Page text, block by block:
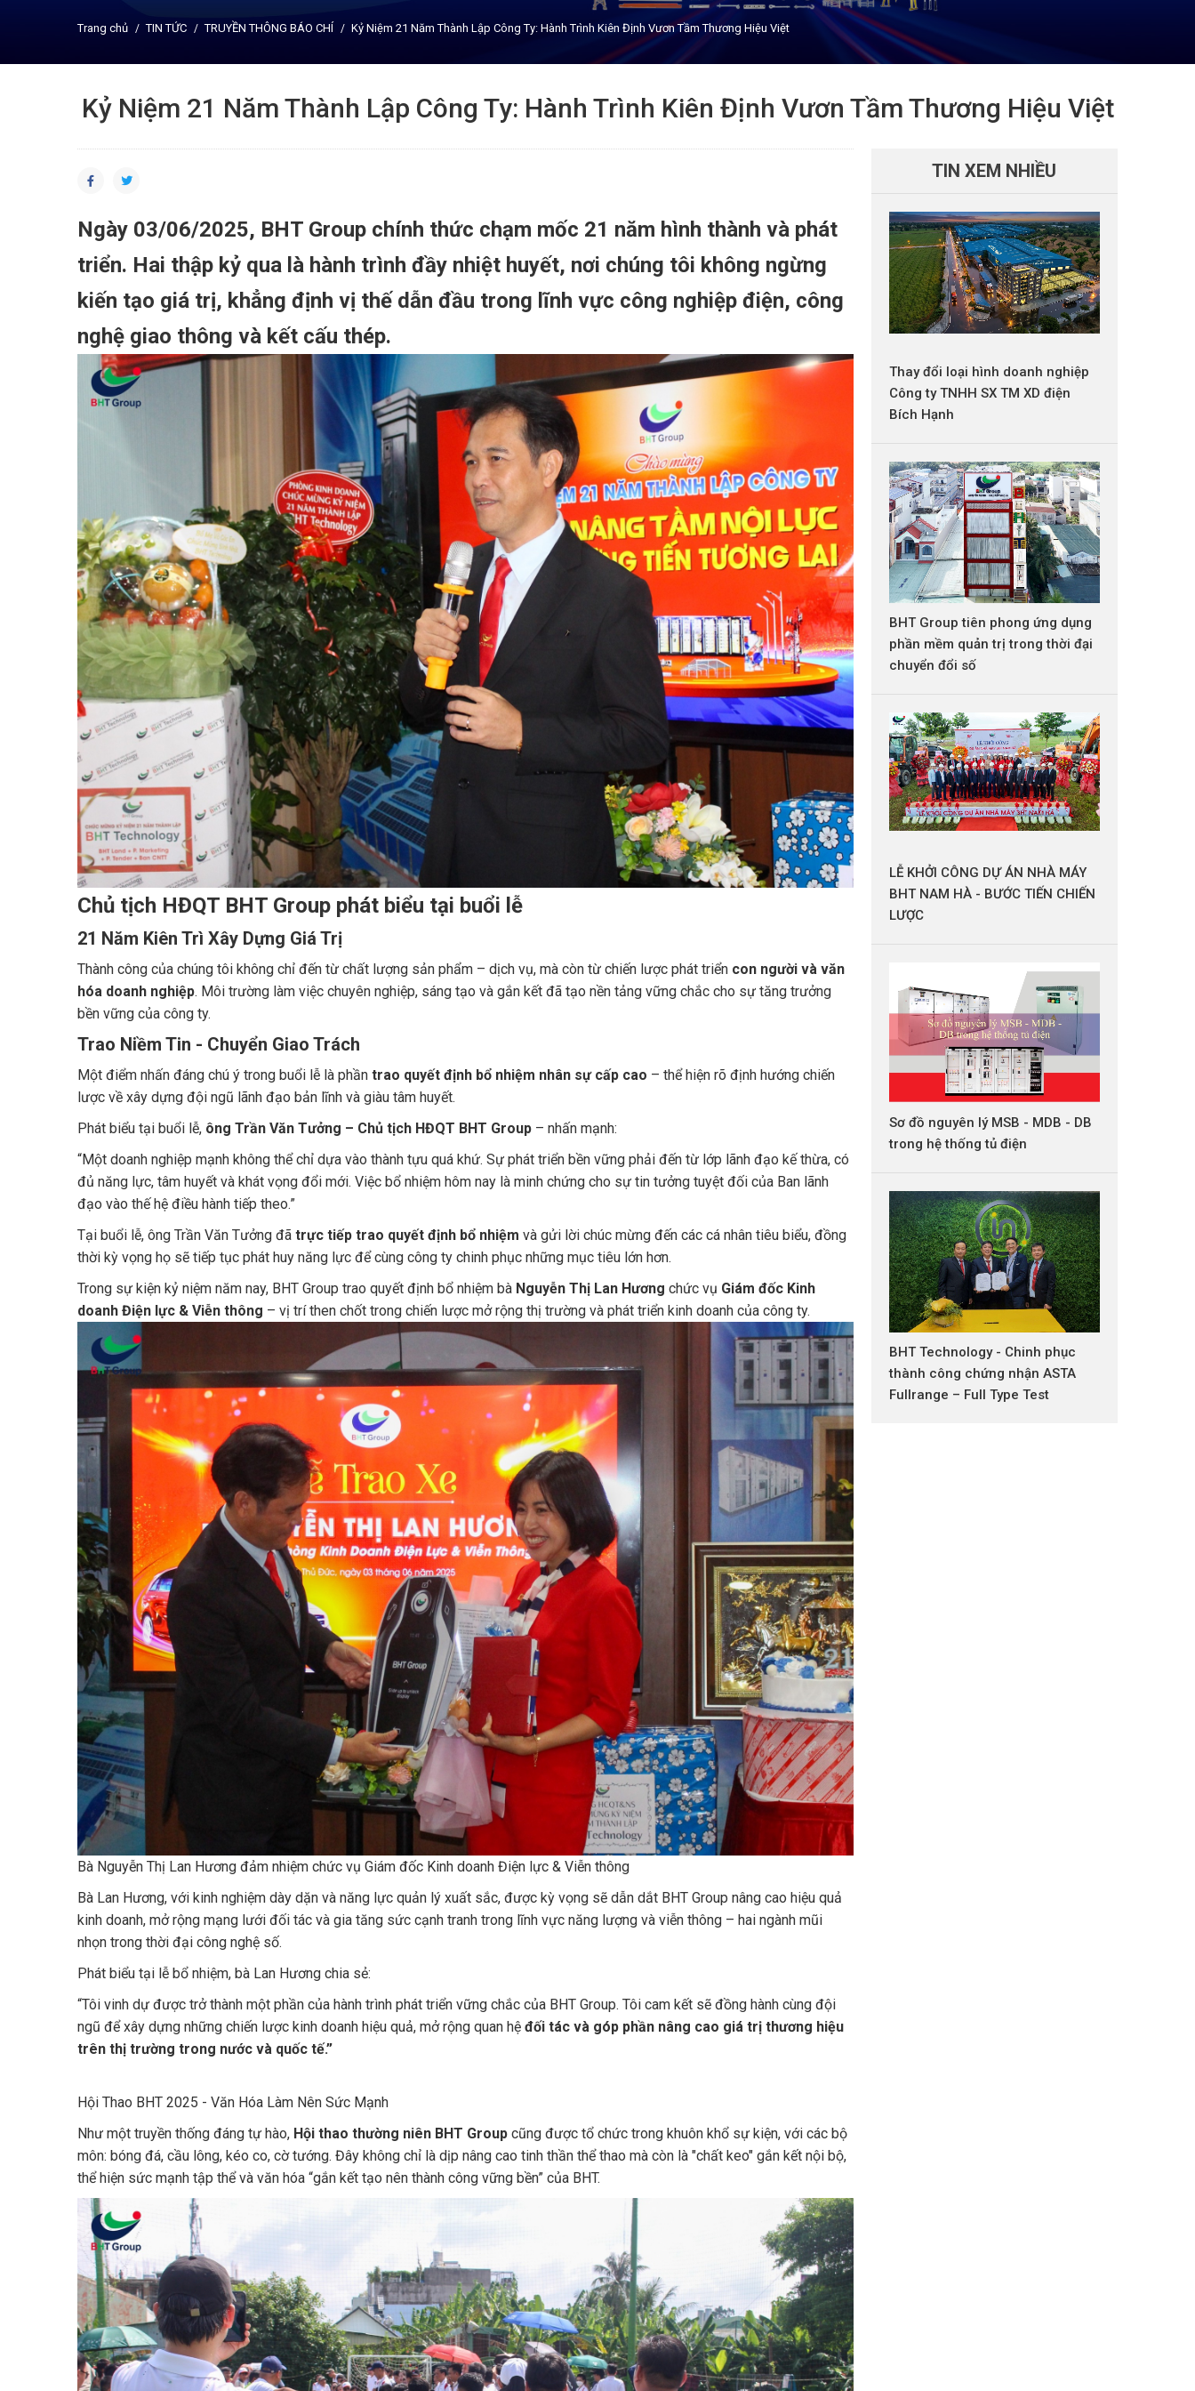
Trang chủ TIN TỨC TRUYỀN THÔNG BÁO CHÍ Kỷ Niệm 21 Năm Thành Lập Công Ty: Hành Trình Kiên Định Vươn Tầm Thương Hiệu Việt
Kỷ Niệm 21 Năm Thành Lập Công Ty: Hành Trình Kiên Định Vươn Tầm Thương Hiệu Việt
Ngày 03/06/2025, BHT Group chính thức chạm mốc 21 năm hình thành và phát
triển. Hai thập kỷ qua là hành trình đầy nhiệt huyết, nơi chúng tôi không ngừng
kiến tạo giá trị, khẳng định vị thế dẫn đầu trong lĩnh vực công nghiệp điện, công
nghệ giao thông và kết cấu thép.
Chủ tịch HĐQT BHT Group phát biểu tại buổi lễ
21 Năm Kiên Trì Xây Dựng Giá Trị
Thành công của chúng tôi không chỉ đến từ chất lượng sản phẩm – dịch vụ, mà còn từ chiến lược phát triển con người và văn
hóa doanh nghiệp. Môi trường làm việc chuyên nghiệp, sáng tạo và gắn kết đã tạo nền tảng vững chắc cho sự tăng trưởng
bền vững của công ty.
Trao Niềm Tin - Chuyển Giao Trách
Một điểm nhấn đáng chú ý trong buổi lễ là phần trao quyết định bổ nhiệm nhân sự cấp cao – thể hiện rõ định hướng chiến
lược về xây dựng đội ngũ lãnh đạo bản lĩnh và giàu tâm huyết.
Phát biểu tại buổi lễ, ông Trần Văn Tưởng – Chủ tịch HĐQT BHT Group – nhấn mạnh:
“Một doanh nghiệp mạnh không thể chỉ dựa vào thành tựu quá khứ. Sự phát triển bền vững phải đến từ lớp lãnh đạo kế thừa, có
đủ năng lực, tâm huyết và khát vọng đổi mới. Việc bổ nhiệm hôm nay là minh chứng cho sự tin tưởng tuyệt đối của Ban lãnh
đạo vào thế hệ điều hành tiếp theo.”
Tại buổi lễ, ông Trần Văn Tưởng đã trực tiếp trao quyết định bổ nhiệm và gửi lời chúc mừng đến các cá nhân tiêu biểu, đồng
thời kỳ vọng họ sẽ tiếp tục phát huy năng lực để cùng công ty chinh phục những mục tiêu lớn hơn.
Trong sự kiện kỷ niệm năm nay, BHT Group trao quyết định bổ nhiệm bà Nguyễn Thị Lan Hương chức vụ Giám đốc Kinh
doanh Điện lực & Viễn thông – vị trí then chốt trong chiến lược mở rộng thị trường và phát triển kinh doanh của công ty.
Bà Nguyễn Thị Lan Hương đảm nhiệm chức vụ Giám đốc Kinh doanh Điện lực & Viễn thông
Bà Lan Hương, với kinh nghiệm dày dặn và năng lực quản lý xuất sắc, được kỳ vọng sẽ dẫn dắt BHT Group nâng cao hiệu quả
kinh doanh, mở rộng mạng lưới đối tác và gia tăng sức cạnh tranh trong lĩnh vực năng lượng và viễn thông – hai ngành mũi
nhọn trong thời đại công nghệ số.
Phát biểu tại lễ bổ nhiệm, bà Lan Hương chia sẻ:
“Tôi vinh dự được trở thành một phần của hành trình phát triển vững chắc của BHT Group. Tôi cam kết sẽ đồng hành cùng đội
ngũ để xây dựng những chiến lược kinh doanh hiệu quả, mở rộng quan hệ đối tác và góp phần nâng cao giá trị thương hiệu
trên thị trường trong nước và quốc tế.”
Hội Thao BHT 2025 - Văn Hóa Làm Nên Sức Mạnh
Như một truyền thống đáng tự hào, Hội thao thường niên BHT Group cũng được tổ chức trong khuôn khổ sự kiện, với các bộ
môn: bóng đá, cầu lông, kéo co, cờ tướng. Đây không chỉ là dịp nâng cao tinh thần thể thao mà còn là "chất keo" gắn kết nội bộ,
thể hiện sức mạnh tập thể và văn hóa “gắn kết tạo nên thành công vững bền” của BHT.
TIN XEM NHIỀU
Thay đổi loại hình doanh nghiệp
Công ty TNHH SX TM XD điện
Bích Hạnh
BHT Group tiên phong ứng dụng
phần mềm quản trị trong thời đại
chuyển đổi số
LỄ KHỞI CÔNG DỰ ÁN NHÀ MÁY
BHT NAM HÀ - BƯỚC TIẾN CHIẾN
LƯỢC
Sơ đồ nguyên lý MSB - MDB - DB
trong hệ thống tủ điện
BHT Technology - Chinh phục
thành công chứng nhận ASTA
Fullrange – Full Type Test